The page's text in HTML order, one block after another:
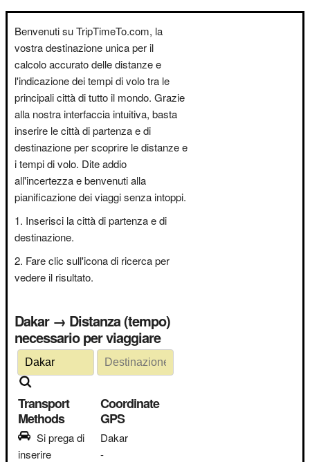
Benvenuti su TripTimeTo.com, la
vostra destinazione unica per il
calcolo accurato delle distanze e
l'indicazione dei tempi di volo tra le
principali città di tutto il mondo. Grazie
alla nostra interfaccia intuitiva, basta
inserire le città di partenza e di
destinazione per scoprire le distanze e
i tempi di volo. Dite addio
all'incertezza e benvenuti alla
pianificazione dei viaggi senza intoppi.
Inserisci la città di partenza e di
destinazione.
Fare clic sull'icona di ricerca per
vedere il risultato.
Dakar → Distanza (tempo)
necessario per viaggiare
Transport
Methods
Si prega di
inserire
Coordinate
GPS
Dakar
-